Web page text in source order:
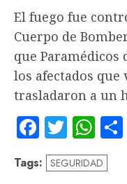
El fuego fue
Cuerpo de
que Paramédicos
los afectados
trasladaron a un
Facebook
Twitter
Tags: SEGURIDAD